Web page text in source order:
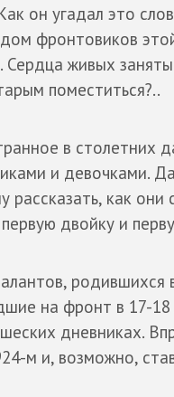
он угадал это
фронтовиков
Сердца живых
поместиться?..
в столетних
и девочками.
как они
двойку и
на фронт в 17-
дневниках.
м и, возможно,